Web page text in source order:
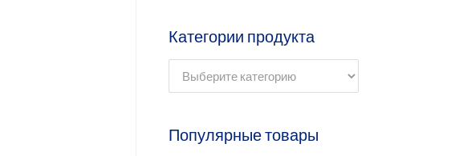
Категории продукта
Популярные товары